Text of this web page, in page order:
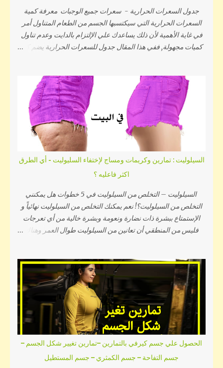
ستجدين ترهلات في الجلد. أما لو كان هدفك الجسم المشدود عزيزتي
المشاهدة ففي هذه الحالة فيجب عليك عمل تنشيف للجسم ...
جدول السعرات الحرارية - سعرات جميع الوجبات معرفة كمية
السعرات الحرارية التي سيكتسبها الجسم من الطعام المتناول أمر
في غاية الأهمية لأن ذلك يساعدك علي الإلتزام بالدايت وعدم تناول
كميات مجهولة, ففي هذا المقال جدول للسعرات الحرارية يضم كل
الأطعمة, وبذلك يمكنك تناول سعراتك في اليوم دون الزيادة أو
النقصان بمعرفة كمية السعرات الحرارية في كل غذاء قبل تناوله.
اولا حساب السعرات الحرارية التي تناسب الجسم . قم بكتابة وزنك
وطولك وسنك ونشاطك اليومي وقم بالضغط علي زر احسب
وسيظهر لك عدد السعرات التي يحتاجه جسمك افتح حاسبة سعرات
الجسم بالضغط هنا ثم معرفة نسبة البروتين والكاربوهيدرات
والدهنيات المفيدة التي يحتاجها جسمك ((وهنا لينك حساب إحتياج
الجسم اليومي من البروتين والكارب والدهون)). واليكم السعرات
الحراريه الموجوده داخل الوجبه وهذا الجدول سيسهل عليكم كيفية
معرفة السعرات الموجوده بكل وجبه تأكلوها - جدول السعرات
الحراريه مقسم الي عدة اقسام حتي ...
السيلوليت : تمارين وكريمات ومساج لإختفاء السليوليت - أي الطرق
اكثر فاعليه ؟
السيلوليت – التخلص من السيلوليت في 5 خطوات هل يمكنني
التخلص من السيلوليت؟! نعم يمكنك التخلص من السيلوليت نهائياً و
الإستمتاع ببشرة ذات نضارة ونعومة وبشرة خالية من أي تعرجات
فليس من المنطقي أن تعانين من السيلوليت طوال العمر وهناك
عن الخطة الصحية الفعالة المكونة من خطوات بسيطة التي سأذكرها
لكِ في هذه المقالة والتي بإتباعك لها وبالإستمرار عليها سوف تجدين
معلومات خاطئة عن السيلوليت رغبت في وضع هذا الجزء في بداية
المقال نظراً لأهميته فسوف أذكر لكِ أشهر المفاهيم الخاطئة عن
التخلص من السيلوليت والتي يصدقها الكثير من الفتيات للأسف, و
تصديق مثل هذه المعتقدات يزيد الأمر تعقيداً ويسبب الإحباط ويجعلك
تشعرين أن السيلوليت مشكلة كبيرة مزمنة, لذلك دعيني أذكر لك تلك
المفاهيم الخاطئة سريعاً: أولاً إعتقاد أن السيلوليت يظهر لدى البُدناء:
الحصول علي جسم كيرفي بالتمارين –تمارين تغيير شكل الجسم –
جسم التفاحة – جسم الكمثري – جسم المستطيل